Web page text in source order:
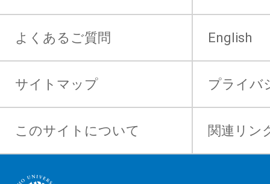
よくあるご質問 English
サイトマップ プライバ
このサイトについて 関連リン